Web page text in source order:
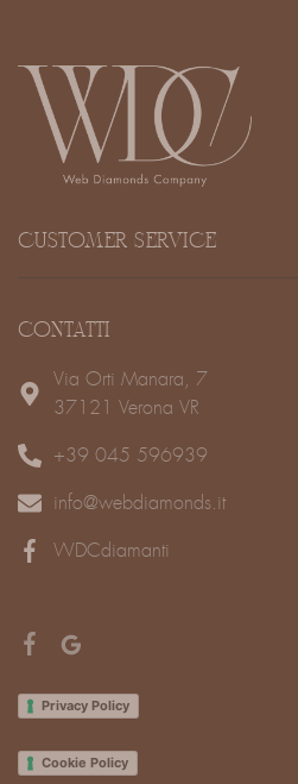
CUSTOMER SERVICE
CONTATTI
Via Orti Manara, 7
37121 Verona VR
+39 045 596939
info@webdiamonds.it
WDCdiamanti
Privacy Policy
Cookie Policy